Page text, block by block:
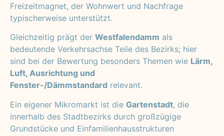
Freizeitmagnet, der Wohnwert und Nachfrage
typischerweise unterstützt.
Gleichzeitig prägt der Westfalendamm als
bedeutende Verkehrsachse Teile des Bezirks; hier
sind bei der Bewertung besonders Themen wie Lärm,
Luft, Ausrichtung und
Fenster-/Dämmstandard relevant.
Ein eigener Mikromarkt ist die Gartenstadt, die
innerhalb des Stadtbezirks durch großzügige
Grundstücke und Einfamilienhausstrukturen